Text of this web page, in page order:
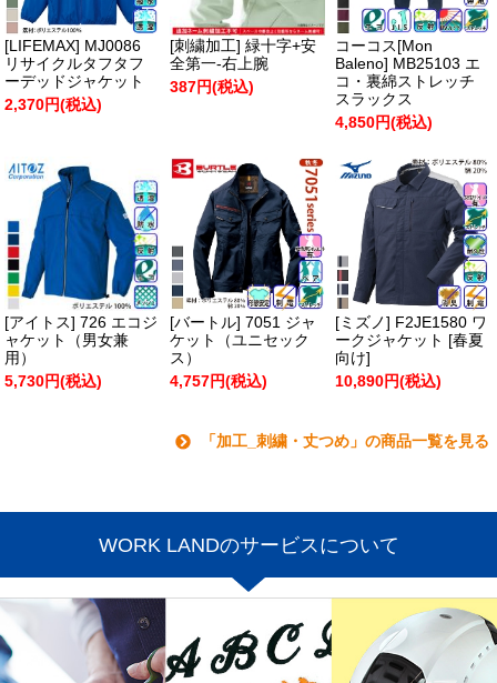
[LIFEMAX] MJ0086
リサイクルタフタフ
ーデッドジャケット
2,370円(税込)
[刺繍加工] 緑十字+安
全第一-右上腕
387円(税込)
コーコス[Mon
Baleno] MB25103 エ
コ・裏綿ストレッチ
スラックス
4,850円(税込)
[アイトス] 726 エコジ
ャケット（男女兼
用）
5,730円(税込)
[バートル] 7051 ジャ
ケット（ユニセック
ス）
4,757円(税込)
[ミズノ] F2JE1580 ワ
ークジャケット [春夏
向け]
10,890円(税込)
「加工_刺繍・丈つめ」の商品一覧を見る
WORK LANDのサービスについて